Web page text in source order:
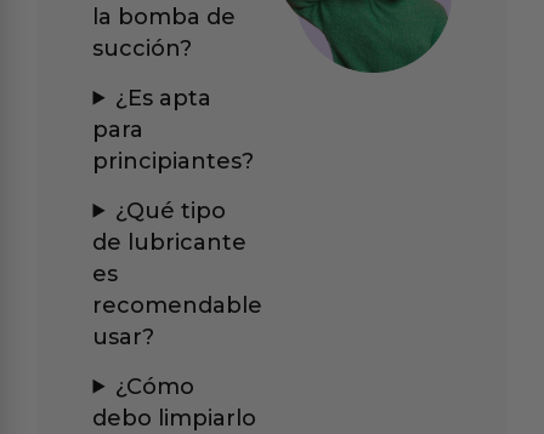
la bomba de
succión?
¿Es apta
para
principiantes?
¿Qué tipo
de lubricante
es
recomendable
usar?
¿Cómo
debo limpiarlo